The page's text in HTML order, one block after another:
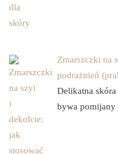
Zmarszczki na
podrażnień
Delikatna
bywa